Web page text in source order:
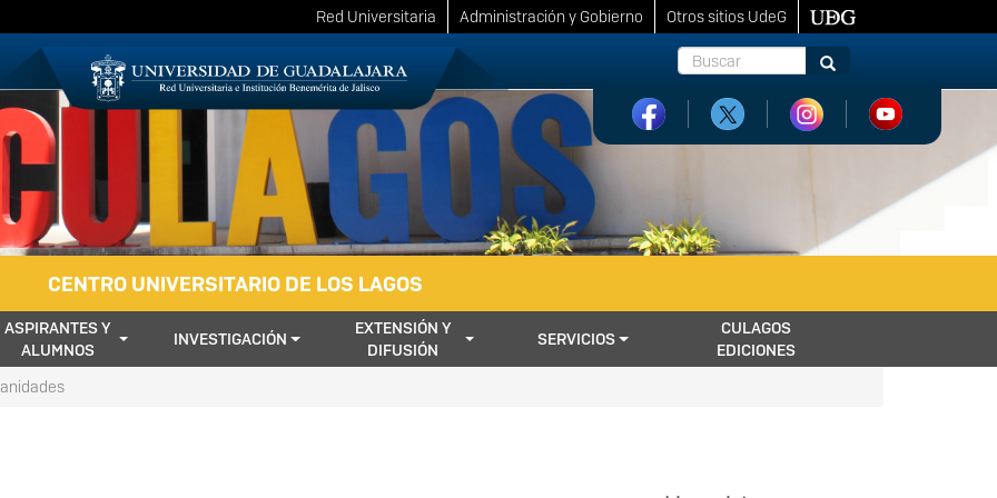
Red Universitaria Administración y Gobierno
Otros sitios UdeG
Buscar
Buscar
CENTRO UNIVERSITARIO DE LOS LAGOS
ASPIRANTES Y
ALUMNOS
INVESTIGACIÓN
EXTENSIÓN Y
DIFUSIÓN
SERVICIOS
CULAGOS
EDICIONES